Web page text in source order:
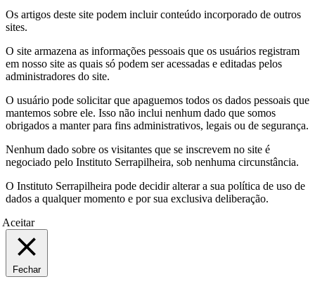
Os artigos deste site podem incluir conteúdo incorporado de outros
sites.
O site armazena as informações pessoais que os usuários registram
em nosso site as quais só podem ser acessadas e editadas pelos
administradores do site.
O usuário pode solicitar que apaguemos todos os dados pessoais que
mantemos sobre ele. Isso não inclui nenhum dado que somos
obrigados a manter para fins administrativos, legais ou de segurança.
Nenhum dado sobre os visitantes que se inscrevem no site é
negociado pelo Instituto Serrapilheira, sob nenhuma circunstância.
O Instituto Serrapilheira pode decidir alterar a sua política de uso de
dados a qualquer momento e por sua exclusiva deliberação.
Aceitar
Fechar